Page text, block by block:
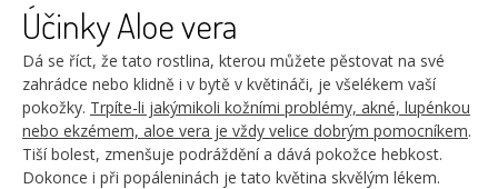
Účinky Aloe vera
Dá se říct, že tato rostlina, kterou můžete pěstovat na své
zahrádce nebo klidně i v bytě v květináči, je všelékem vaší
pokožky. Trpíte-li jakýmikoli kožními problémy, akné, lupénkou
nebo ekzémem, aloe vera je vždy velice dobrým pomocníkem.
Tiší bolest, zmenšuje podráždění a dává pokožce hebkost.
Dokonce i při popáleninách je tato květina skvělým lékem.